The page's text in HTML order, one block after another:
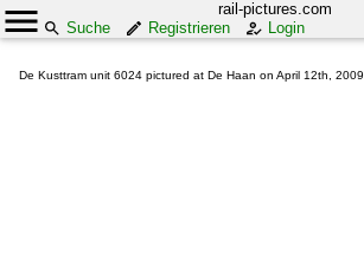
rail-pictures.com
Suche
Registrieren Login
De Kusttram unit 6024 pictured at De Haan on April 12th, 2009.